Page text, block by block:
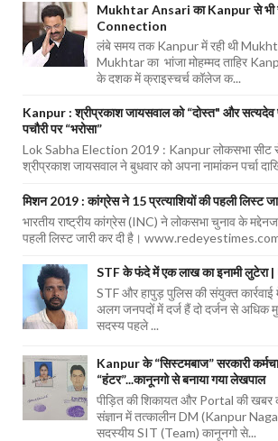
Mukhtar Ansari का Kanpur से भी
Connection
लंबे समय तक Kanpur में रही थी
Mukhtar का भांजा मोहम्मद ताहिर
के दशक में क्राइस्चर्च कॉलेज क...
Kanpur : श्रीप्रकाश जायसवाल को “दोस्त" और सत्यदेव
पचौरी पर “भरोसा”
Lok Sabha Election 2019 : Kanpur लोकसभा सीट
श्रीप्रकाश जायसवाल ने बुधवार को अपना नामांकन पर्चा
मिशन 2019 : कांग्रेस ने 15 प्रत्याशियों की पहली लिस्ट
भारतीय राष्ट्रीय कांग्रेस (INC) ने लोकसभा चुनाव के
पहली लिस्ट जारी कर दी है।
STF के फंदे में एक लाख का इनामी
STF और हापुड़ पुलिस की संयुक्त
अलग जनपदों में दर्ज हैं दो दर्जन से अधिक
सदस्य पहले ...
Kanpur के “सिस्टमबाज” सरकारी
“हंटर”...कानूनगो से बनाया गया लेखपाल
पीड़ित की शिकायत और Portal की खबर
संज्ञान में तत्कालीन DM (Kanpur
सदस्यीय SIT (Team) कानूनगो से...